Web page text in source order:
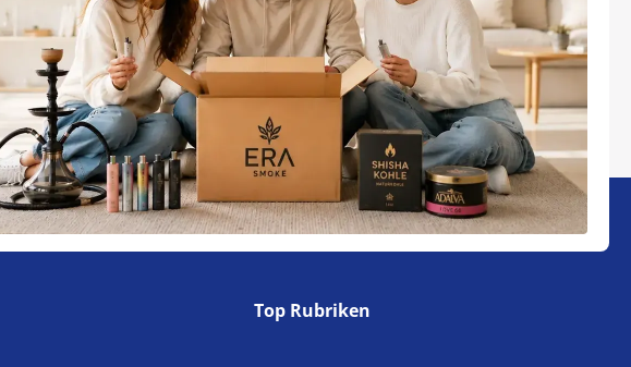
Top Rubriken